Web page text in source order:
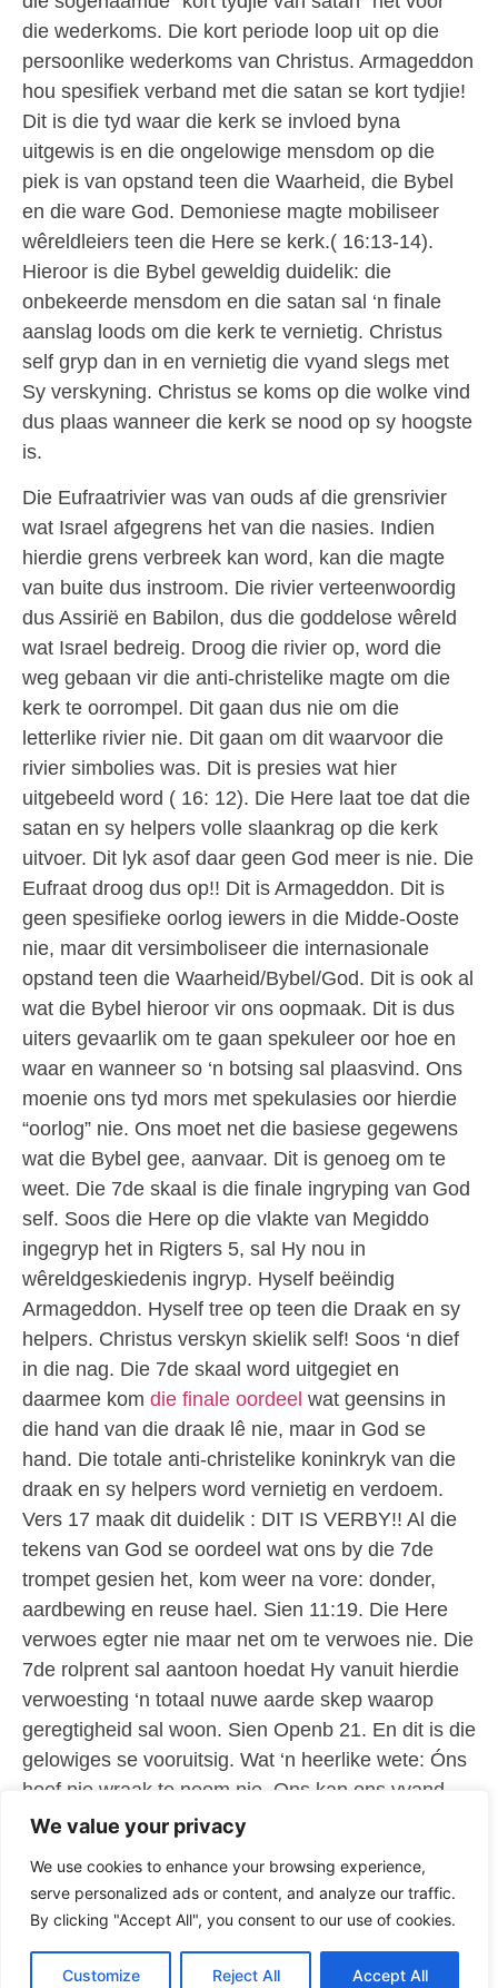
We value your privacy
We use cookies to enhance your browsing experience,
serve personalized ads or content, and analyze our traffic.
By clicking "Accept All", you consent to our use of cookies.
Customize Reject All Accept All
die wederkoms. Die kort periode loop uit op die
persoonlike wederkoms van Christus. Armageddon
hou spesifiek verband met die satan se kort tydjie!
Dit is die tyd waar die kerk se invloed byna
uitgewis is en die ongelowige mensdom op die
piek is van opstand teen die Waarheid, die Bybel
en die ware God. Demoniese magte mobiliseer
wêreldleiers teen die Here se kerk.( 16:13-14).
Hieroor is die Bybel geweldig duidelik: die
onbekeerde mensdom en die satan sal ‘n finale
aanslag loods om die kerk te vernietig. Christus
self gryp dan in en vernietig die vyand slegs met
Sy verskyning. Christus se koms op die wolke vind
dus plaas wanneer die kerk se nood op sy hoogste
is.
Die Eufraatrivier was van ouds af die grensrivier
wat Israel afgegrens het van die nasies. Indien
hierdie grens verbreek kan word, kan die magte
van buite dus instroom. Die rivier verteenwoordig
dus Assirië en Babilon, dus die goddelose wêreld
wat Israel bedreig. Droog die rivier op, word die
weg gebaan vir die anti-christelike magte om die
kerk te oorrompel. Dit gaan dus nie om die
letterlike rivier nie. Dit gaan om dit waarvoor die
rivier simbolies was. Dit is presies wat hier
uitgebeeld word ( 16: 12). Die Here laat toe dat die
satan en sy helpers volle slaankrag op die kerk
uitvoer. Dit lyk asof daar geen God meer is nie. Die
Eufraat droog dus op!! Dit is Armageddon. Dit is
geen spesifieke oorlog iewers in die Midde-Ooste
nie, maar dit versimboliseer die internasionale
opstand teen die Waarheid/Bybel/God. Dit is ook al
wat die Bybel hieroor vir ons oopmaak. Dit is dus
uiters gevaarlik om te gaan spekuleer oor hoe en
waar en wanneer so ‘n botsing sal plaasvind. Ons
moenie ons tyd mors met spekulasies oor hierdie
“oorlog” nie. Ons moet net die basiese gegewens
wat die Bybel gee, aanvaar. Dit is genoeg om te
weet. Die 7de skaal is die finale ingryping van God
self. Soos die Here op die vlakte van Megiddo
ingegryp het in Rigters 5, sal Hy nou in
wêreldgeskiedenis ingryp. Hyself beëindig
Armageddon. Hyself tree op teen die Draak en sy
helpers. Christus verskyn skielik self! Soos ‘n dief
in die nag. Die 7de skaal word uitgegiet en
daarmee kom die finale oordeel wat geensins in
die hand van die draak lê nie, maar in God se
hand. Die totale anti-christelike koninkryk van die
draak en sy helpers word vernietig en verdoem.
Vers 17 maak dit duidelik : DIT IS VERBY!! Al die
tekens van God se oordeel wat ons by die 7de
trompet gesien het, kom weer na vore: donder,
aardbewing en reuse hael. Sien 11:19. Die Here
verwoes egter nie maar net om te verwoes nie. Die
7de rolprent sal aantoon hoedat Hy vanuit hierdie
verwoesting ‘n totaal nuwe aarde skep waarop
geregtigheid sal woon. Sien Openb 21. En dit is die
gelowiges se vooruitsig. Wat ‘n heerlike wete: Óns
hoef nie wraak te neem nie. Ons kan ons vyand
iets te drinke en te ete gee. Die Here self sal sake
mateloos in Hom verbly en verheug.
Beeld Klank en Video Preke